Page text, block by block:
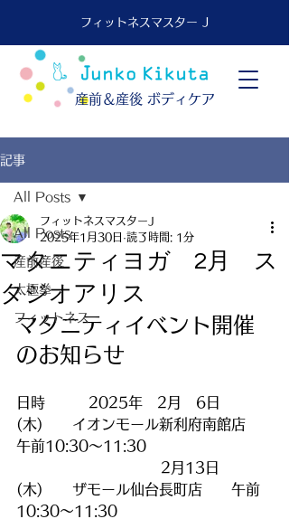
フィットネスマスター J
​産前＆産後 ボディケア
記事
All Posts
産前産後
太極拳
フィットネス
All Posts
マタニティヨガ 2月 ス
タジオアリス
フィットネスマスターJ
2025年1月30日 読了時間: 1分
マタニティイベント開催
のお知らせ
日時　　　2025年　2月　6日
(木)　　イオンモール新利府南館店
午前10:30～11:30
2月13日
(木)　　ザモール仙台長町店　　午前
10:30～11:30